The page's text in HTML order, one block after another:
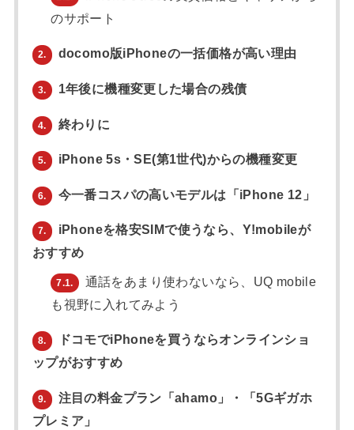
のサポート
2. docomo版iPhoneの一括価格が高い理由
3. 1年後に機種変更した場合の残債
4. 終わりに
5. iPhone 5s・SE(第1世代)からの機種変更
6. 今一番コスパの高いモデルは「iPhone 12」
7.
iPhoneを格安SIMで使うなら、Y!mobileが
おすすめ
7.1.
通話をあまり使わないなら、UQ mobile
も視野に入れてみよう
8.
ドコモでiPhoneを買うならオンラインショ
ップがおすすめ
9.
注目の料金プラン「ahamo」・「5Gギガホ
プレミア」